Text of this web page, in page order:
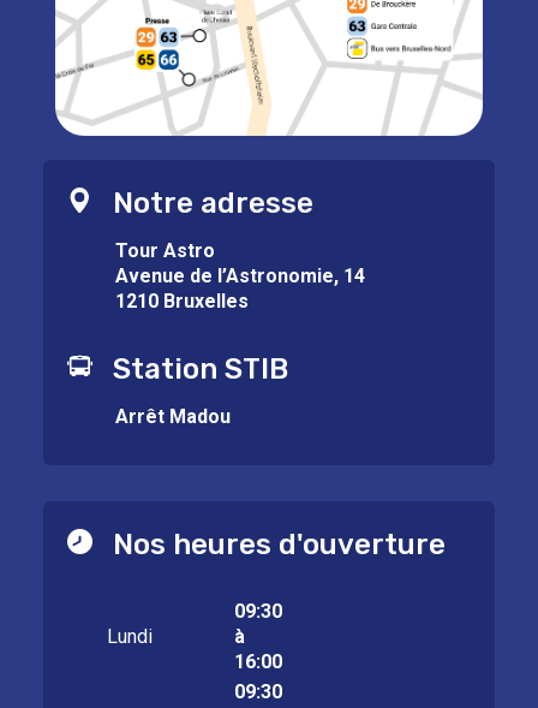
Notre adresse
Tour Astro
Avenue de l’Astronomie, 14
1210 Bruxelles
Station STIB
Arrêt Madou
Nos heures d'ouverture
Lundi
09:30
à
16:00
09:30